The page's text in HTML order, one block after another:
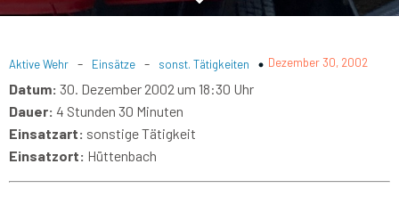
Aktive Wehr - Einsätze - sonst. Tätigkeiten Dezember 30, 2002
Datum: 30. Dezember 2002 um 18:30 Uhr
Dauer: 4 Stunden 30 Minuten
Einsatzart: sonstige Tätigkeit
Einsatzort: Hüttenbach